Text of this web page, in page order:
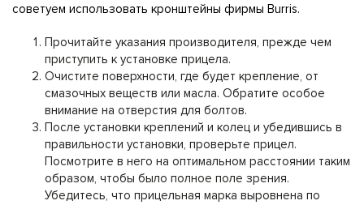
советуем использовать кронштейны фирмы Burris.
Прочитайте указания производителя, прежде чем
приступить к установке прицела.
Очистите поверхности, где будет крепление, от
смазочных веществ или масла. Обратите особое
внимание на отверстия для болтов.
После установки креплений и колец и убедившись в
правильности установки, проверьте прицел.
Посмотрите в него на оптимальном расстоянии таким
образом, чтобы было полное поле зрения.
Убедитесь, что прицельная марка выровнена по